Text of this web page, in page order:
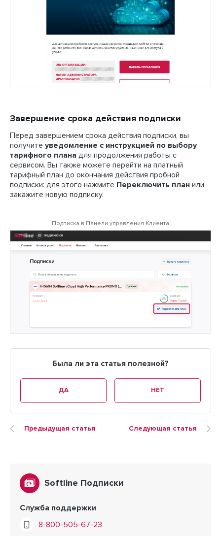
Завершение срока действия подписки
Перед завершением срока действия подписки, вы
получите уведомление с инструкцией по выбору
тарифного плана для продолжения работы с
сервисом. Вы также можете перейти на платный
тарифный план до окончания действия пробной
подписки: для этого нажмите Переключить план или
закажите новую подписку.
Подписка в Панели управления Клиента
Была ли эта статья полезной?
ДА НЕТ
Предыдущая статья Следующая статья
Softline Подписки
Служба поддержки
8-800-505-67-23